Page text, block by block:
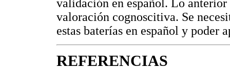
validación en español. Lo
valoración cognoscitiva. Se
estas baterías en español y
REFERENCIAS